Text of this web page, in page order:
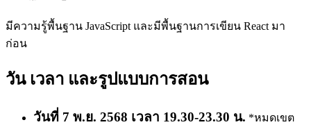
มีความรู้พื้นฐาน JavaScript และมีพื้นฐานการเขียน React มา
ก่อน
วัน เวลา และรูปแบบการสอน
วันที่ 7 พ.ย. 2568 เวลา 19.30-23.30 น. *หมดเขต